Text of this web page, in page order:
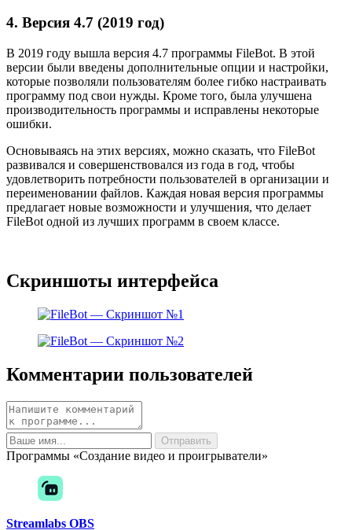
4. Версия 4.7 (2019 год)
В 2019 году вышла версия 4.7 программы FileBot. В этой
версии были введены дополнительные опции и настройки,
которые позволяли пользователям более гибко настраивать
программу под свои нужды. Кроме того, была улучшена
производительность программы и исправлены некоторые
ошибки.
Основываясь на этих версиях, можно сказать, что FileBot
развивался и совершенствовался из года в год, чтобы
удовлетворить потребности пользователей в организации и
переименовании файлов. Каждая новая версия программы
предлагает новые возможности и улучшения, что делает
FileBot одной из лучших программ в своем классе.
Скриншоты интерфейса
Комментарии пользователей
Программы «Создание видео и проигрыватели»
Streamlabs OBS